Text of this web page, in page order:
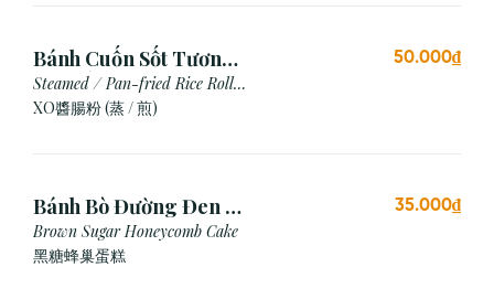
Bánh Cuốn Sốt Tương
Xo (Hấp/Chiên)
Steamed / Pan-fried Rice Roll
with XO Sauce
XO醬腸粉 (蒸 / 煎)
50.000₫
Bánh Bò Đường Đen (1
Cái)
Brown Sugar Honeycomb Cake
黑糖蜂巢蛋糕
35.000₫